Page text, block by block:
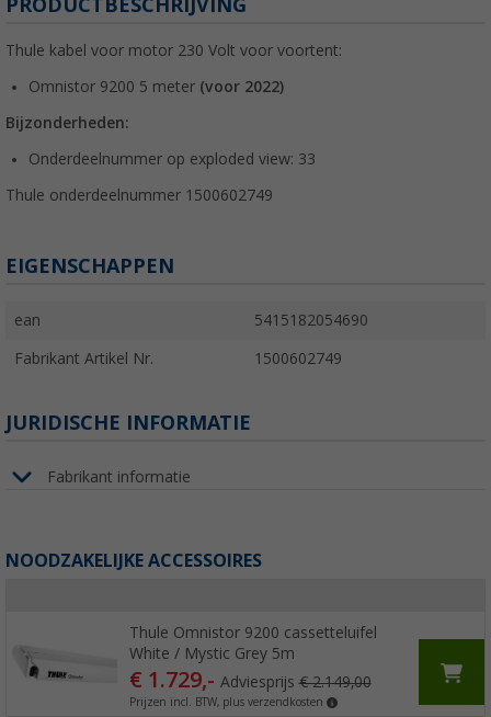
PRODUCTBESCHRIJVING
Thule kabel voor motor 230 Volt voor voortent:
Omnistor 9200 5 meter (voor 2022)
Bijzonderheden:
Onderdeelnummer op exploded view: 33
Thule onderdeelnummer 1500602749
EIGENSCHAPPEN
ean 5415182054690
Fabrikant Artikel Nr. 1500602749
JURIDISCHE INFORMATIE
Fabrikant informatie
NOODZAKELIJKE ACCESSOIRES
Thule Omnistor 9200 cassetteluifel
White / Mystic Grey 5m
€ 1.729,- Adviesprijs€ 2.149,00
Prijzen incl. BTW, plus verzendkosten